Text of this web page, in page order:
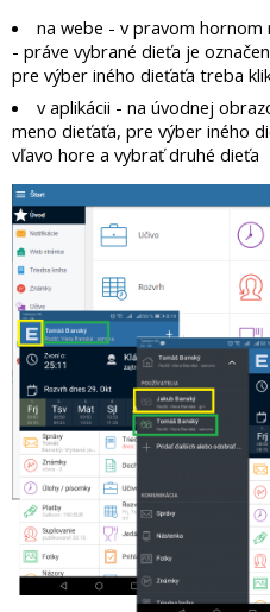
na webe - v pravom hornom
- práve vybrané dieťa je
pre výber iného dieťaťa treba
v aplikácii - na úvodnej
meno dieťaťa, pre výber iného
vľavo hore a vybrať druhé dieťa